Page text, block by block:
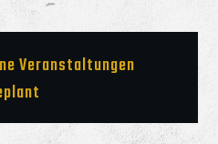
Veranstaltungen